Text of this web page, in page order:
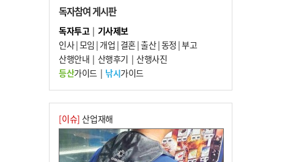
7
법원, 단차 논란 북항 복합환승센터 공사중
지 관련 현장검증
8
통영시민 추석 전 35만 원 받는다
9
부산 철강공장 50대 노동자 추락사
10 국힘 부산시당, ‘정이한 조력’ 시의원 윤리
위에…‘한동훈 지지’도 신고접수
독자참여 게시판
독자투고| 기사제보
인사|모임 | 개업 | 결혼|출산|동정 |부고
산행안내 | 산행후기 | 산행사진
등산가이드| 낚시가이드
[이슈] 산업재해